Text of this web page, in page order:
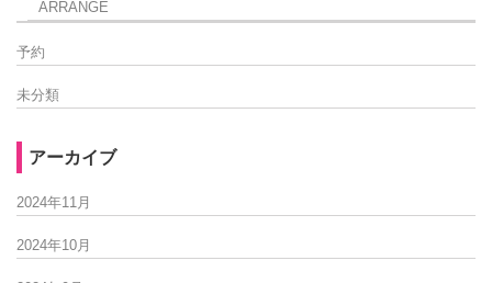
ARRANGE
予約
未分類
アーカイブ
2024年11月
2024年10月